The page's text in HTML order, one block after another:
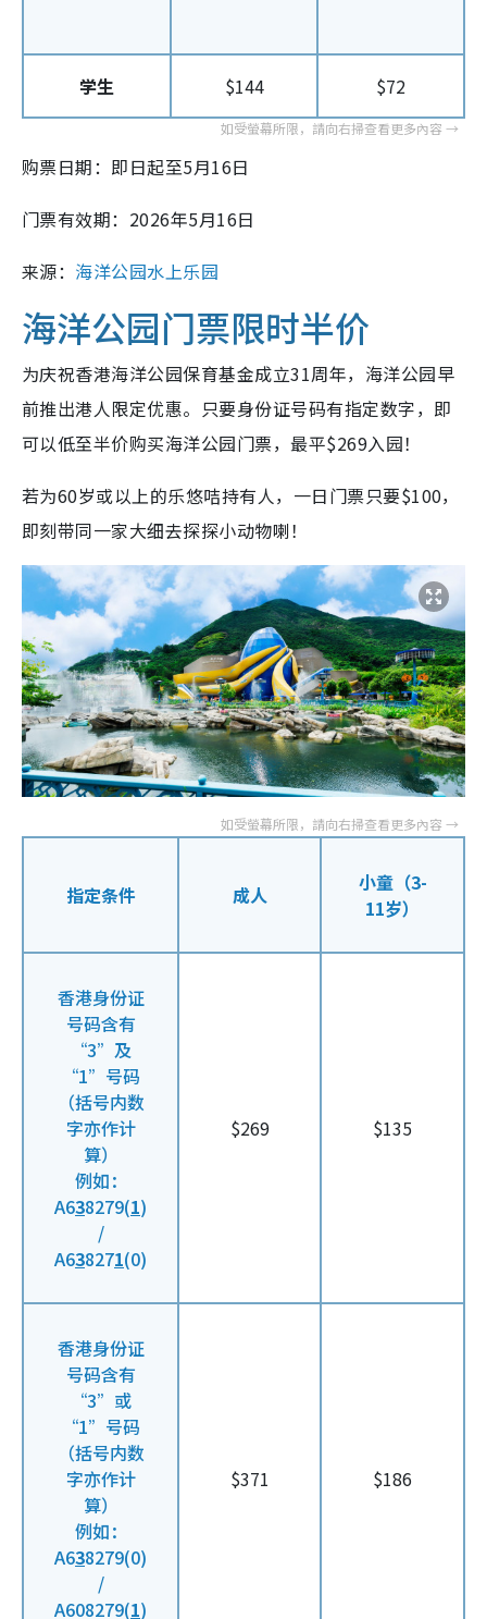
学生 $144 $72
购票日期：即日起至5月16日
门票有效期：2026年5月16日
来源： 海洋公园水上乐园
海洋公园门票限时半价
为庆祝香港海洋公园保育基金成立31周年，海洋公园早
前推出港人限定优惠。只要身份证号码有指定数字，即
可以低至半价购买海洋公园门票，最平$269入园！
若为60岁或以上的乐悠咭持有人，一日门票只要$100，
即刻带同一家大细去探探小动物喇！
指定条件 成人
小童（3-
11岁）
香港身份证
号码含有
“3”及
“1”号码
（括号内数
字亦作计
算）
例如：
A638279(1)
/
A638271(0)
$269 $135
香港身份证
号码含有
“3”或
“1”号码
（括号内数
字亦作计
算）
例如：
A638279(0)
/
A608279(1)
$371 $186